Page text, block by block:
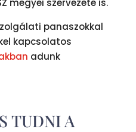
megyei szervezete is.
panaszokkal
kapcsolatos
adunk
TUDNI A